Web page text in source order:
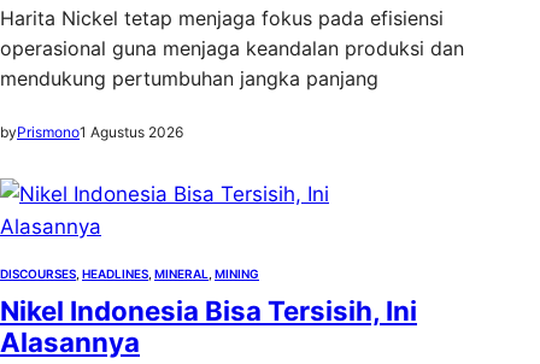
Harita Nickel tetap menjaga fokus pada efisiensi
operasional guna menjaga keandalan produksi dan
mendukung pertumbuhan jangka panjang
byPrismono1 Agustus 2026
DISCOURSES HEADLINES MINERAL MINING
Nikel Indonesia Bisa Tersisih, Ini
Alasannya